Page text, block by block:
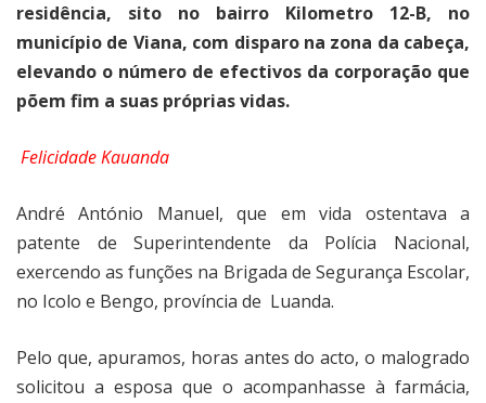
residência, sito no bairro Kilometro 12-B, no
município de Viana, com disparo na zona da cabeça,
elevando o número de efectivos da corporação que
põem fim a suas próprias vidas.
Felicidade Kauanda
André António Manuel, que em vida ostentava a
patente de Superintendente da Polícia Nacional,
exercendo as funções na Brigada de Segurança Escolar,
no Icolo e Bengo, província de Luanda.
Pelo que, apuramos, horas antes do acto, o malogrado
solicitou a esposa que o acompanhasse à farmácia,